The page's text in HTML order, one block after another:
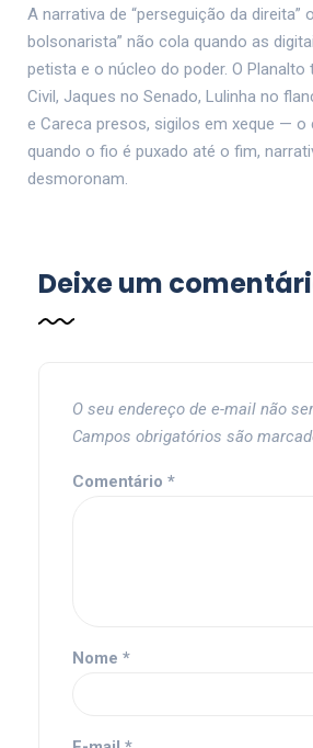
A narrativa de “perseguição da direita”
bolsonarista” não cola quando as
petista e o núcleo do poder. O Planalto
Civil, Jaques no Senado, Lulinha no
e Careca presos, sigilos em xeque — o
quando o fio é puxado até o fim,
desmoronam.
Deixe um
O seu endereço de e-mail não
Campos obrigatórios são
Comentário *
Nome *